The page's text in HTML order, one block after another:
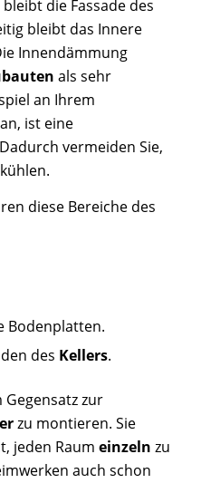
die Fassade des
bleibt das Innere
Innendämmung
als sehr
an Ihrem
ist eine
vermeiden Sie,
diese Bereiche des
Bodenplatten.
des Kellers.
zur
zu montieren. Sie
jeden Raum einzeln zu
auch schon